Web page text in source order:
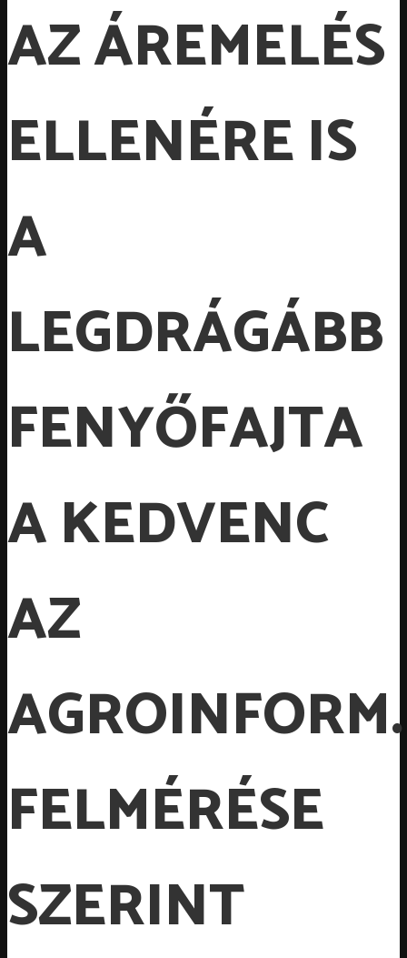
AZ ÁREMELÉS
ELLENÉRE IS
A
LEGDRÁGÁBB
FENYŐFAJTA
A KEDVENC
AZ
FELMÉRÉSE
SZERINT